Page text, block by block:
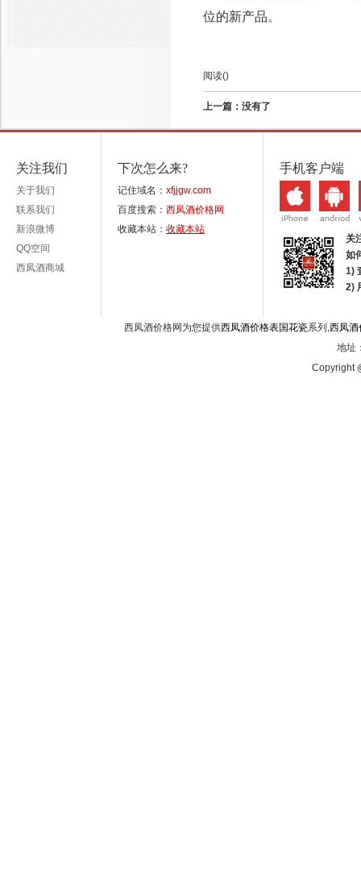
位的新产品。
阅读()
上一篇：没有了
关注我们
关于我们
联系我们
新浪微博
QQ空间
西凤酒商城
下次怎么来?
记住域名： xfjjgw.com
百度搜索： 西凤酒价格网
收藏本站： 收藏本站
手机客户端
关
如
1)
2)
西凤酒价格网为您提供西凤酒价格表国花瓷系列,西凤酒
地址
Copyright